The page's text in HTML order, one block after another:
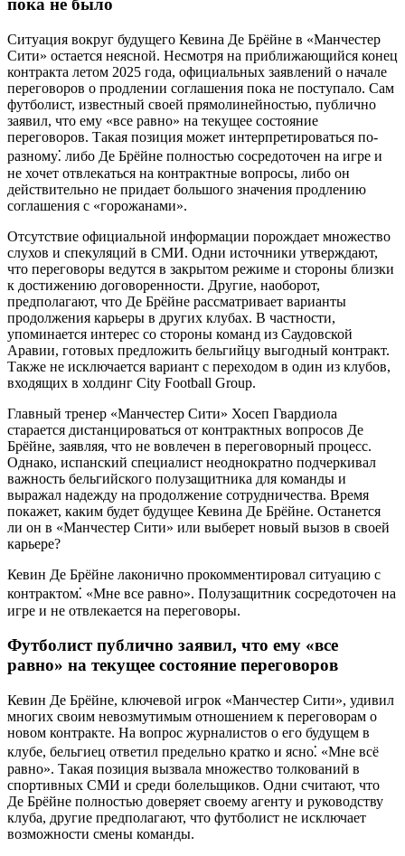
пока не было
Ситуация вокруг будущего Кевина Де Брёйне в «Манчестер
Сити» остается неясной. Несмотря на приближающийся конец
контракта летом 2025 года, официальных заявлений о начале
переговоров о продлении соглашения пока не поступало. Сам
футболист, известный своей прямолинейностью, публично
заявил, что ему «все равно» на текущее состояние
переговоров. Такая позиция может интерпретироваться по-
разному⁚ либо Де Брёйне полностью сосредоточен на игре и
не хочет отвлекаться на контрактные вопросы, либо он
действительно не придает большого значения продлению
соглашения с «горожанами».
Отсутствие официальной информации порождает множество
слухов и спекуляций в СМИ. Одни источники утверждают,
что переговоры ведутся в закрытом режиме и стороны близки
к достижению договоренности. Другие, наоборот,
предполагают, что Де Брёйне рассматривает варианты
продолжения карьеры в других клубах. В частности,
упоминается интерес со стороны команд из Саудовской
Аравии, готовых предложить бельгийцу выгодный контракт.
Также не исключается вариант с переходом в один из клубов,
входящих в холдинг City Football Group.
Главный тренер «Манчестер Сити» Хосеп Гвардиола
старается дистанцироваться от контрактных вопросов Де
Брёйне, заявляя, что не вовлечен в переговорный процесс.
Однако, испанский специалист неоднократно подчеркивал
важность бельгийского полузащитника для команды и
выражал надежду на продолжение сотрудничества. Время
покажет, каким будет будущее Кевина Де Брёйне. Останется
ли он в «Манчестер Сити» или выберет новый вызов в своей
карьере?
Кевин Де Брёйне лаконично прокомментировал ситуацию с
контрактом⁚ «Мне все равно». Полузащитник сосредоточен на
игре и не отвлекается на переговоры.
Футболист публично заявил, что ему «все
равно» на текущее состояние переговоров
Кевин Де Брёйне, ключевой игрок «Манчестер Сити», удивил
многих своим невозмутимым отношением к переговорам о
новом контракте. На вопрос журналистов о его будущем в
клубе, бельгиец ответил предельно кратко и ясно⁚ «Мне всё
равно». Такая позиция вызвала множество толкований в
спортивных СМИ и среди болельщиков. Одни считают, что
Де Брёйне полностью доверяет своему агенту и руководству
клуба, другие предполагают, что футболист не исключает
возможности смены команды.